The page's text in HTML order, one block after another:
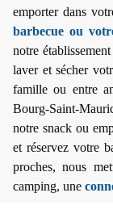
emporter dans
barbecue ou
notre
laver et sécher
famille ou entre
Bourg-Saint-
notre snack ou
et réservez votre
proches, nous
camping, une